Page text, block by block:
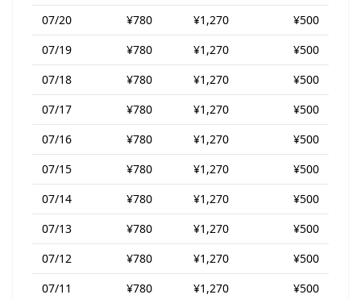
07/20 ¥780 ¥1,270
¥500
07/19
¥780 ¥1,270
¥500
07/18
¥780 ¥1,270
¥500
07/17
¥780 ¥1,270
¥500
07/16
¥780 ¥1,270
¥500
07/15
¥780 ¥1,270
¥500
07/14
¥780 ¥1,270
¥500
07/13
¥780 ¥1,270
¥500
07/12
¥780 ¥1,270
¥500
07/11
¥780 ¥1,270
¥500